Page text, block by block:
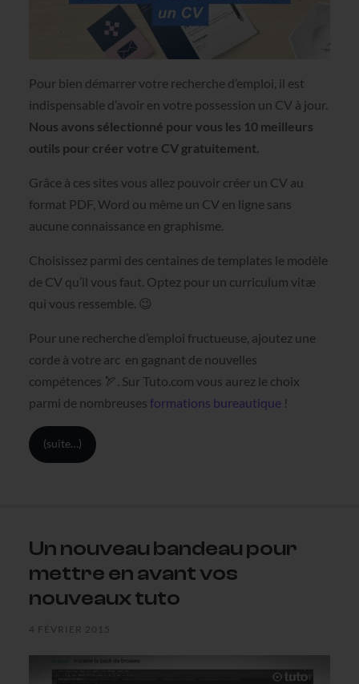
Pour bien démarrer votre recherche d’emploi, il est
indispensable d’avoir en votre possession un CV à jour.
Nous avons sélectionné pour vous les 10 meilleurs
outils pour créer votre CV gratuitement.
Grâce à ces sites vous allez pouvoir créer un CV au
format PDF, Word ou même un CV en ligne sans
aucune connaissance en graphisme.
Choisissez parmi des centaines de templates le modèle
de CV qu’il vous faut. Optez pour un curriculum vitæ
qui vous ressemble. 😉
Pour une recherche d’emploi fructueuse, ajoutez une
corde à votre arc en gagnant de nouvelles
compétences 🏹. Sur Tuto.com vous aurez le choix
parmi de nombreuses formations bureautique!
(suite…)
Un nouveau bandeau pour
mettre en avant vos
nouveaux tuto
4 FÉVRIER 2015